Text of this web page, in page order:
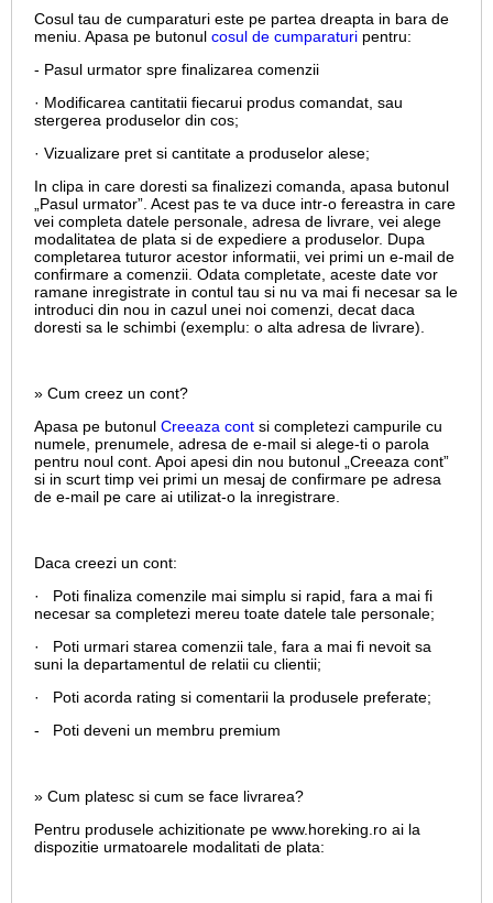
Cosul tau de cumparaturi este pe partea dreapta in bara de
meniu. Apasa pe butonul cosul de cumparaturi pentru:
- Pasul urmator spre finalizarea comenzii
· Modificarea cantitatii fiecarui produs comandat, sau
stergerea produselor din cos;
· Vizualizare pret si cantitate a produselor alese;
In clipa in care doresti sa finalizezi comanda, apasa butonul
„Pasul urmator”. Acest pas te va duce intr-o fereastra in care
vei completa datele personale, adresa de livrare, vei alege
modalitatea de plata si de expediere a produselor. Dupa
completarea tuturor acestor informatii, vei primi un e-mail de
confirmare a comenzii. Odata completate, aceste date vor
ramane inregistrate in contul tau si nu va mai fi necesar sa le
introduci din nou in cazul unei noi comenzi, decat daca
doresti sa le schimbi (exemplu: o alta adresa de livrare).
» Cum creez un cont?
Apasa pe butonul Creeaza cont si completezi campurile cu
numele, prenumele, adresa de e-mail si alege-ti o parola
pentru noul cont. Apoi apesi din nou butonul „Creeaza cont”
si in scurt timp vei primi un mesaj de confirmare pe adresa
de e-mail pe care ai utilizat-o la inregistrare.
Daca creezi un cont:
· Poti finaliza comenzile mai simplu si rapid, fara a mai fi
necesar sa completezi mereu toate datele tale personale;
· Poti urmari starea comenzii tale, fara a mai fi nevoit sa
suni la departamentul de relatii cu clientii;
· Poti acorda rating si comentarii la produsele preferate;
- Poti deveni un membru premium
» Cum platesc si cum se face livrarea?
Pentru produsele achizitionate pe www.horeking.ro ai la
dispozitie urmatoarele modalitati de plata: